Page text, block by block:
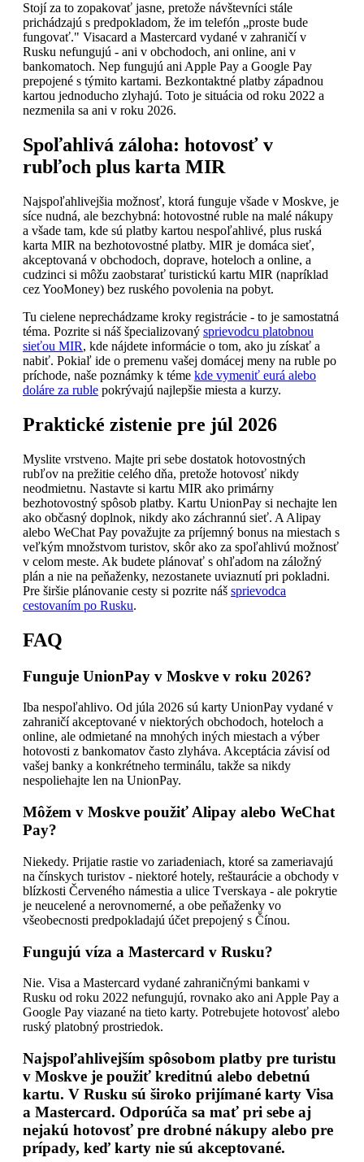
Stojí za to zopakovať jasne, pretože návštevníci stále
prichádzajú s predpokladom, že im telefón „proste bude
fungovať." Visacard a Mastercard vydané v zahraničí v
Rusku nefungujú - ani v obchodoch, ani online, ani v
bankomatoch. Nep fungujú ani Apple Pay a Google Pay
prepojené s týmito kartami. Bezkontaktné platby západnou
kartou jednoducho zlyhajú. Toto je situácia od roku 2022 a
nezmenila sa ani v roku 2026.
Spoľahlivá záloha: hotovosť v
rubľoch plus karta MIR
Najspoľahlivejšia možnosť, ktorá funguje všade v Moskve, je
síce nudná, ale bezchybná: hotovostné ruble na malé nákupy
a všade tam, kde sú platby kartou nespoľahlivé, plus ruská
karta MIR na bezhotovostné platby. MIR je domáca sieť,
akceptovaná v obchodoch, doprave, hoteloch a online, a
cudzinci si môžu zaobstarať turistickú kartu MIR (napríklad
cez YooMoney) bez ruského povolenia na pobyt.
Tu cielene neprechádzame kroky registrácie - to je samostatná
téma. Pozrite si náš špecializovaný sprievodcu platobnou
sieťou MIR, kde nájdete informácie o tom, ako ju získať a
nabiť. Pokiaľ ide o premenu vašej domácej meny na ruble po
príchode, naše poznámky k téme kde vymeniť eurá alebo
doláre za ruble pokrývajú najlepšie miesta a kurzy.
Praktické zistenie pre júl 2026
Myslite vrstveno. Majte pri sebe dostatok hotovostných
rubľov na prežitie celého dňa, pretože hotovosť nikdy
neodmietnu. Nastavte si kartu MIR ako primárny
bezhotovostný spôsob platby. Kartu UnionPay si nechajte len
ako občasný doplnok, nikdy ako záchrannú sieť. A Alipay
alebo WeChat Pay považujte za príjemný bonus na miestach s
veľkým množstvom turistov, skôr ako za spoľahlivú možnosť
v celom meste. Ak budete plánovať s ohľadom na záložný
plán a nie na peňaženky, nezostanete uviaznutí pri pokladni.
Pre širšie plánovanie cesty si pozrite náš sprievodca
cestovaním po Rusku.
FAQ
Funguje UnionPay v Moskve v roku 2026?
Iba nespoľahlivo. Od júla 2026 sú karty UnionPay vydané v
zahraničí akceptované v niektorých obchodoch, hoteloch a
online, ale odmietané na mnohých iných miestach a výber
hotovosti z bankomatov často zlyháva. Akceptácia závisí od
vašej banky a konkrétneho terminálu, takže sa nikdy
nespoliehajte len na UnionPay.
Môžem v Moskve použiť Alipay alebo WeChat
Pay?
Niekedy. Prijatie rastie vo zariadeniach, ktoré sa zameriavajú
na čínskych turistov - niektoré hotely, reštaurácie a obchody v
blízkosti Červeného námestia a ulice Tverskaya - ale pokrytie
je neucelené a nerovnomerné, a obe peňaženky vo
všeobecnosti predpokladajú účet prepojený s Čínou.
Fungujú víza a Mastercard v Rusku?
Nie. Visa a Mastercard vydané zahraničnými bankami v
Rusku od roku 2022 nefungujú, rovnako ako ani Apple Pay a
Google Pay viazané na tieto karty. Potrebujete hotovosť alebo
ruský platobný prostriedok.
Najspoľahlivejším spôsobom platby pre turistu
v Moskve je použiť kreditnú alebo debetnú
kartu. V Rusku sú široko prijímané karty Visa
a Mastercard. Odporúča sa mať pri sebe aj
nejakú hotovosť pre drobné nákupy alebo pre
prípady, keď karty nie sú akceptované.